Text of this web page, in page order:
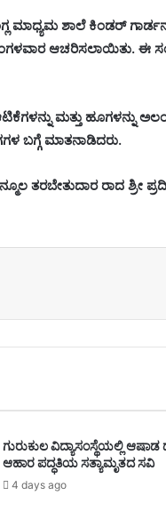
ಮಾಧ್ಯಮ ಶಾಲೆ ಕಿಂಡರ್
ಆಚರಿಸಲಾಯಿತು. ಈ
ಮತ್ತು ಹೂಗಳನ್ನು
ಬಗ್ಗೆ ಮಾತನಾಡಿದರು.
ತರಬೇತುದಾರ ರಾದ ಶ್ರೀ
ಗುರುಕುಲ ವಿದ್ಯಾಸಂಸ್ಥೆಯಲ್ಲಿ ಆಷಾಡ
ಆಹಾರ ಪದ್ಧತಿಯ ಸತ್ಯಾಮೃತದ ಸವಿ
4 days ago